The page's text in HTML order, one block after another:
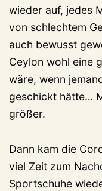
wieder auf, jedes
von schlechtem
auch bewusst
Ceylon wohl eine
wäre, wenn
geschickt hätte…
größer.
Dann kam die
viel Zeit zum
Sportschuhe